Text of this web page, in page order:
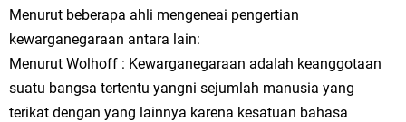
Menurut beberapa ahli mengeneai pengertian
kewarganegaraan antara lain:
Menurut Wolhoff : Kewarganegaraan adalah keanggotaan
suatu bangsa tertentu yangni sejumlah manusia yang
terikat dengan yang lainnya karena kesatuan bahasa